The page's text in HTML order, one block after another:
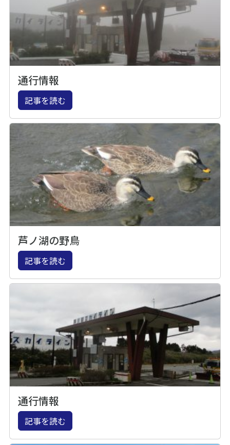
通行情報
記事を読む
芦ノ湖の野鳥
記事を読む
通行情報
記事を読む